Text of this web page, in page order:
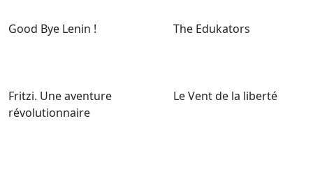
Good Bye Lenin ! The Edukators
Fritzi. Une aventure
révolutionnaire
Le Vent de la liberté